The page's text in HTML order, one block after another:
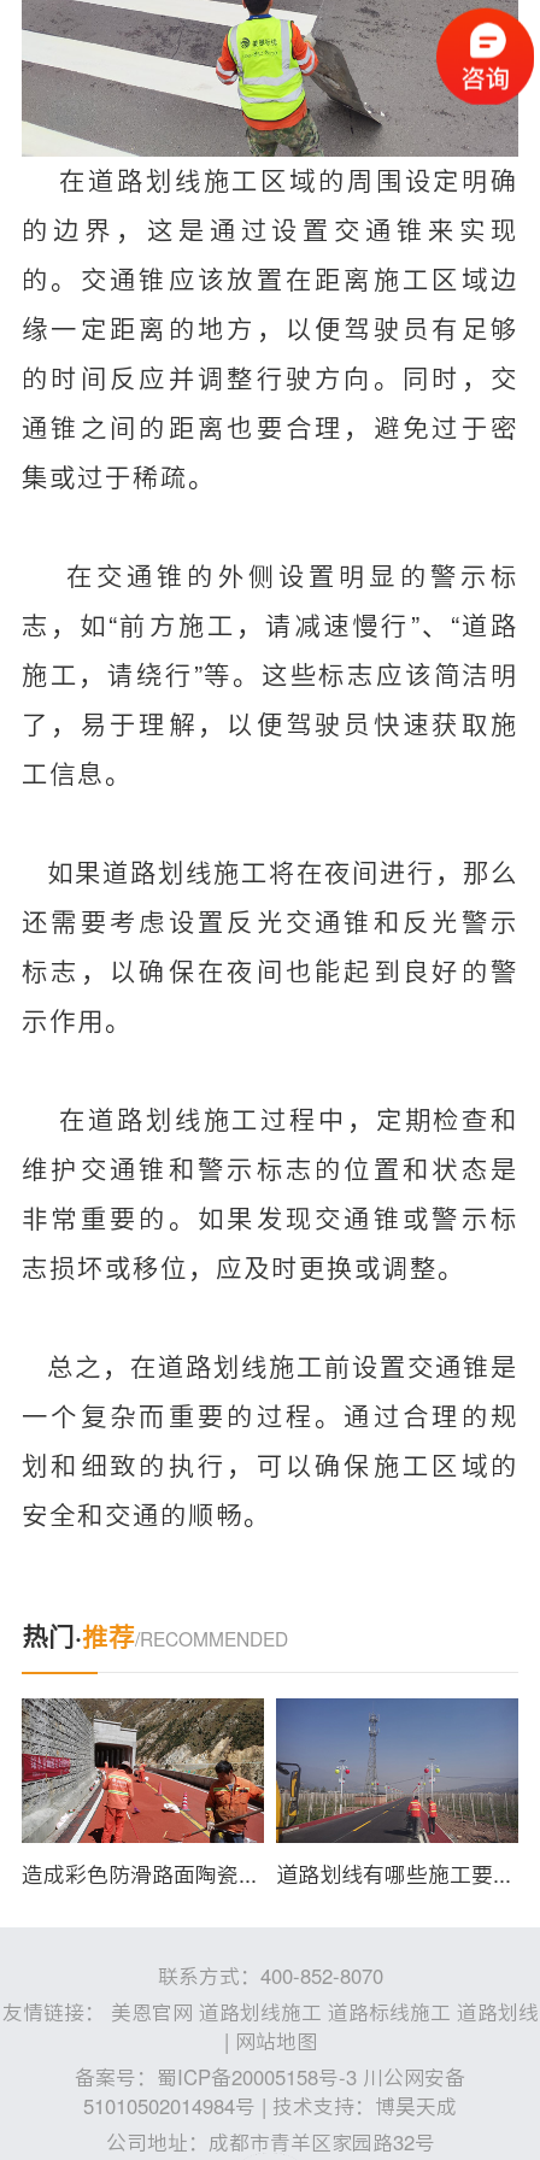
在道路划线施工区域的周围设定明确
的边界，这是通过设置交通锥来实现
的。交通锥应该放置在距离施工区域边
缘一定距离的地方，以便驾驶员有足够
的时间反应并调整行驶方向。同时，交
通锥之间的距离也要合理，避免过于密
集或过于稀疏。
在交通锥的外侧设置明显的警示标
志，如“前方施工，请减速慢行”、“道路
施工，请绕行”等。这些标志应该简洁明
了，易于理解，以便驾驶员快速获取施
工信息。
如果道路划线施工将在夜间进行，那么
还需要考虑设置反光交通锥和反光警示
标志，以确保在夜间也能起到良好的警
示作用。
在道路划线施工过程中，定期检查和
维护交通锥和警示标志的位置和状态是
非常重要的。如果发现交通锥或警示标
志损坏或移位，应及时更换或调整。
总之，在道路划线施工前设置交通锥是
一个复杂而重要的过程。通过合理的规
划和细致的执行，可以确保施工区域的
安全和交通的顺畅。
热门·推荐/RECOMMENDED
联系方式：400-852-8070
友情链接： 美恩官网 道路划线施工 道路标线施工 道路划线
网站地图
备案号： 蜀ICP备20005158号-3 川公网安备
51010502014984号 | 技术支持： 博昊天成
公司地址：成都市青羊区家园路32号